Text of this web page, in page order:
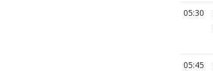
05:30
05:45